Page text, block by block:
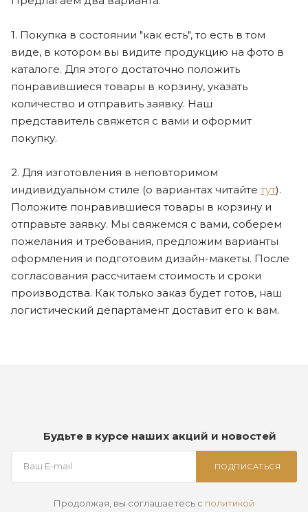
1. Покупка в состоянии "как есть", то есть в том
виде, в котором вы видите продукцию на фото в
каталоге. Для этого достаточно положить
понравившиеся товары в корзину, указать
количество и отправить заявку. Наш
представитель свяжется с вами и оформит
покупку.
2. Для изготовления в неповторимом
индивидуальном стиле (о вариантах читайте тут).
Положите понравившиеся товары в корзину и
отправьте заявку. Мы свяжемся с вами, соберем
пожелания и требования, предложим варианты
оформления и подготовим дизайн-макеты. После
согласования рассчитаем стоимость и сроки
производства. Как только заказ будет готов, наш
логистический департамент доставит его к вам.
Будьте в курсе наших акций и новостей
ПОДПИСАТЬСЯ
Продолжая, вы соглашаетесь с политикой